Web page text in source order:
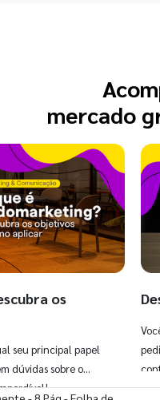
mercado
os
seu principal papel
dúvidas sobre o